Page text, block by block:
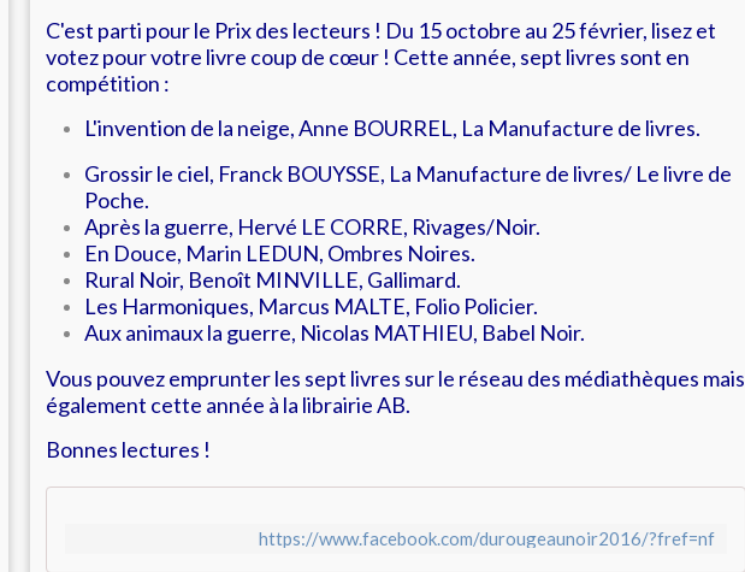
C'est parti pour le Prix des lecteurs ! Du 15 octobre au 25 février, lisez et
votez pour votre livre coup de cœur ! Cette année, sept livres sont en
compétition :
L'invention de la neige, Anne BOURREL, La Manufacture de livres.
Grossir le ciel, Franck BOUYSSE, La Manufacture de livres/ Le livre de
Poche.
Après la guerre, Hervé LE CORRE, Rivages/Noir.
En Douce, Marin LEDUN, Ombres Noires.
Rural Noir, Benoît MINVILLE, Gallimard.
Les Harmoniques, Marcus MALTE, Folio Policier.
Aux animaux la guerre, Nicolas MATHIEU, Babel Noir.
Vous pouvez emprunter les sept livres sur le réseau des médiathèques mais
également cette année à la librairie AB.
Bonnes lectures !
https://www.facebook.com/durougeaunoir2016/?fref=nf